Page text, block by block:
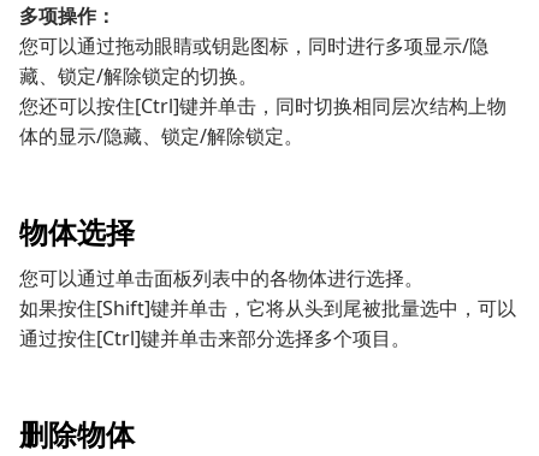
多项操作：
您可以通过拖动眼睛或钥匙图标，同时进行多项显示/隐
藏、锁定/解除锁定的切换。
您还可以按住[Ctrl]键并单击，同时切换相同层次结构上物
体的显示/隐藏、锁定/解除锁定。
物体选择
您可以通过单击面板列表中的各物体进行选择。
如果按住[Shift]键并单击，它将从头到尾被批量选中，可以
通过按住[Ctrl]键并单击来部分选择多个项目。
删除物体